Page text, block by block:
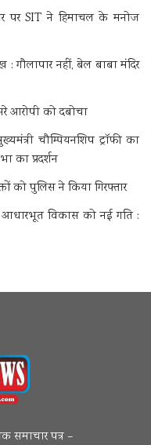
पर SIT ने हिमाचल के मनोज
गौलापार नहीं, बेल बाबा मंदिर
आरोपी को दबोचा
चौम्पियनशिप ट्रॉफी का
का प्रदर्शन
को पुलिस ने किया गिरफ्तार
आधारभूत विकास को नई गति :
समाचार पत्र –